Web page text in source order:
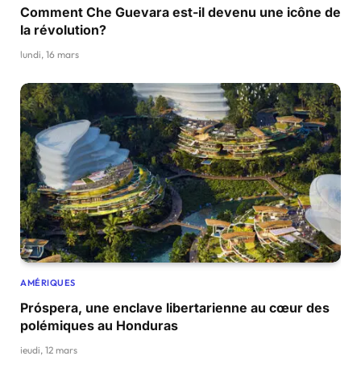
Comment Che Guevara est-il devenu une icône de
la révolution?
lundi, 16 mars
AMÉRIQUES
Próspera, une enclave libertarienne au cœur des
polémiques au Honduras
jeudi, 12 mars